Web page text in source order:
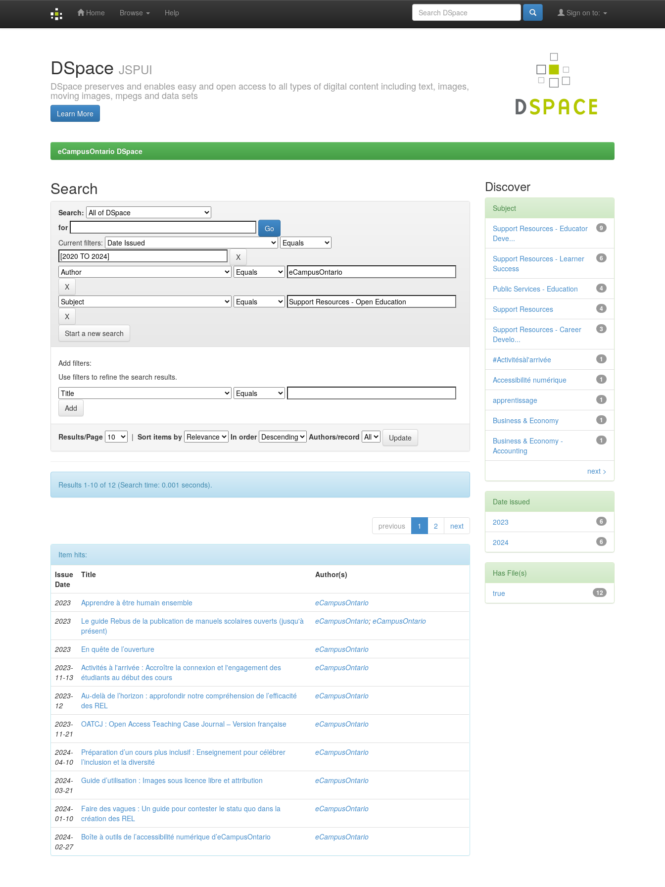
Home Browse Help Sign on to:
DSpace JSPUI
DSpace preserves and enables easy and open access to all types of digital content including text, images,
moving images, mpegs and data sets
Learn More
eCampusOntario DSpace
Search
Search:
for
Current filters:
Start a new search
Add filters:
Use filters to refine the search results.
Results/Page | Sort items by In order Authors/record
Results 1-10 of 12 (Search time: 0.001 seconds).
previous 1 2 next
Item hits:
Issue
Date
Title Author(s)
2023 Apprendre à être humain ensemble
eCampusOntario
2023
Le guide Rebus de la publication de manuels scolaires ouverts (jusqu'à
présent)
eCampusOntario;eCampusOntario
2023 En quête de l’ouverture
eCampusOntario
2023-
11-13
Activités à l'arrivée : Accroître la connexion et l'engagement des
étudiants au début des cours
eCampusOntario
2023-
12
Au-delà de l’horizon : approfondir notre compréhension de l’efficacité
des REL
eCampusOntario
2023-
11-21
OATCJ : Open Access Teaching Case Journal – Version française eCampusOntario
2024-
04-10
Préparation d’un cours plus inclusif : Enseignement pour célébrer
l’inclusion et la diversité
eCampusOntario
2024-
03-21
Guide d’utilisation : Images sous licence libre et attribution eCampusOntario
2024-
01-10
Faire des vagues : Un guide pour contester le statu quo dans la
création des REL
eCampusOntario
2024-
02-27
Boîte à outils de l’accessibilité numérique d’eCampusOntario eCampusOntario
Discover
Subject
9
Support Resources - Educator
Deve...
6
Support Resources - Learner
Success
4
Public Services - Education
4
Support Resources
3
Support Resources - Career
Develo...
1
#Activitésàl'arrivée
1
Accessibilité numérique
1
apprentissage
1
Business & Economy
1
Business & Economy -
Accounting
next >
Date issued
6
2023
6
2024
Has File(s)
12
true